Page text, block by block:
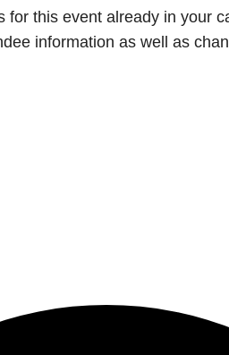
this event already in your
information as well as